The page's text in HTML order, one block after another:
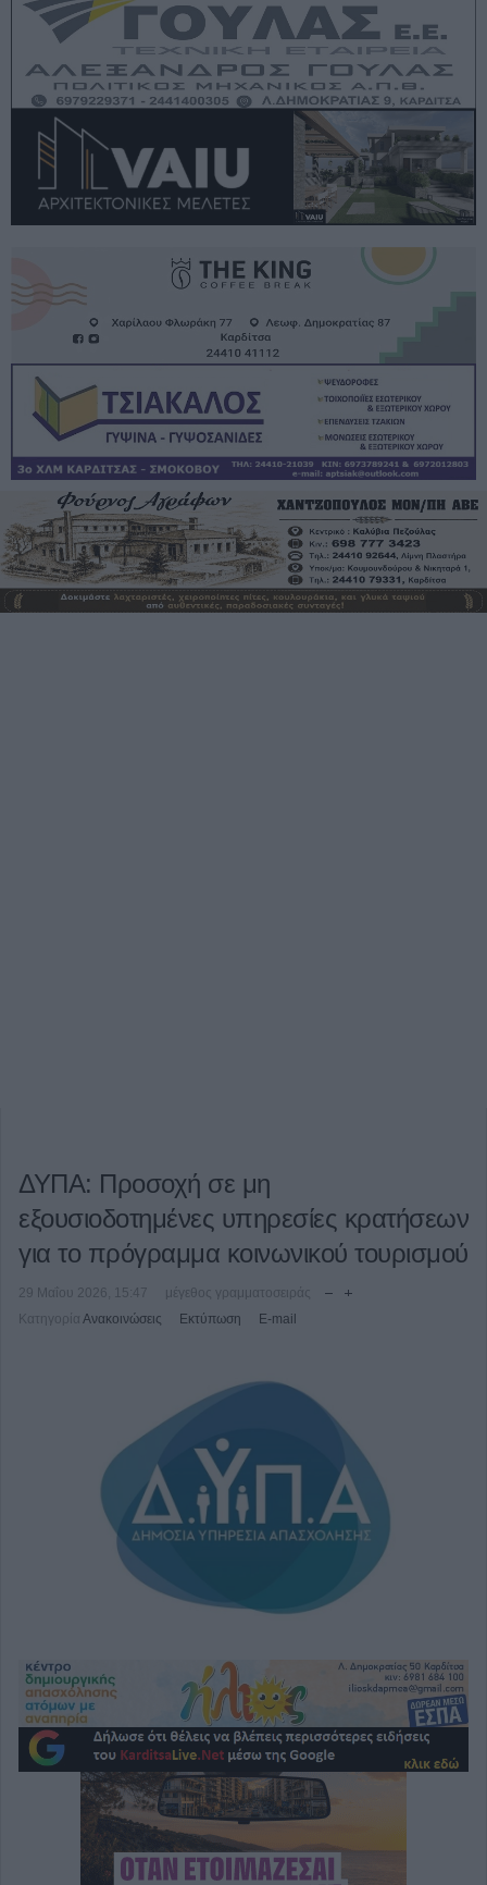
ΔΥΠΑ: Προσοχή σε μη
εξουσιοδοτημένες υπηρεσίες κρατήσεων
για το πρόγραμμα κοινωνικού τουρισμού
29 Μαΐου 2026, 15:47
μέγεθος γραμματοσειράς
Κατηγορία Ανακοινώσεις Εκτύπωση E-mail